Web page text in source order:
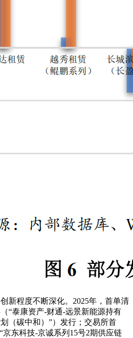
新程度不断深化。2025年，首单清
“泰康资产-财通-远景新能源持有
（碳中和）”）发行；交易所首
京东科技-京诚系列15号2期供应链